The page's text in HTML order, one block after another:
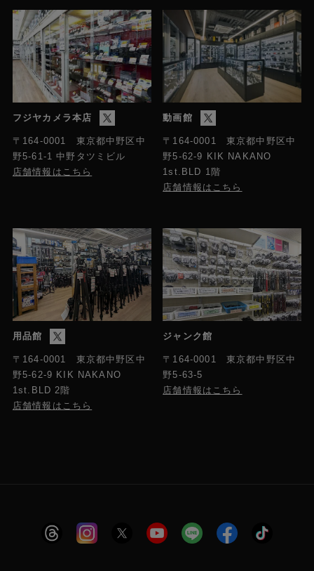
フジヤカメラ本店
〒164-0001 東京都中野区中
野5-61-1 中野タツミビル
店舗情報はこちら
動画館
〒164-0001 東京都中野区中
野5-62-9 KIK NAKANO
1st.BLD 1階
店舗情報はこちら
用品館
〒164-0001 東京都中野区中
野5-62-9 KIK NAKANO
1st.BLD 2階
店舗情報はこちら
ジャンク館
〒164-0001 東京都中野区中
野5-63-5
店舗情報はこちら